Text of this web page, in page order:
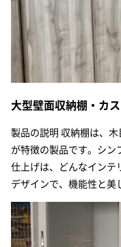
大型壁面収納棚・カ
製品の説明 収納棚は、
が特徴の製品です。シン
仕上げは、どんなインテ
デザインで、機能性と